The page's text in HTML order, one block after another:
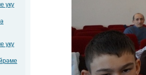
уку
уку